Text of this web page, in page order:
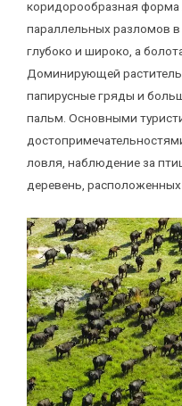
коридорообразная форма
параллельных разломов в
глубоко и широко, а
Доминирующей
папирусные гряды и
пальм. Основными
ловля, наблюдение за
деревень,